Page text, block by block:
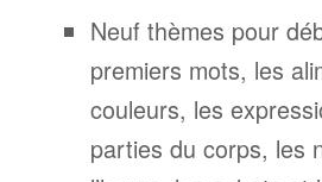
Neuf thèmes pour
premiers mots, les
couleurs, les
parties du corps, les